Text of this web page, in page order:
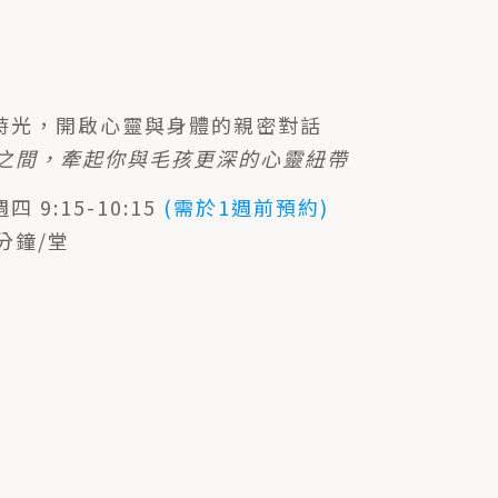
光，開啟心靈與身體的親密對話
，牽起你與毛孩更深的心靈紐帶
四 9:15-10:15 (需於1週前預約)
鐘/堂